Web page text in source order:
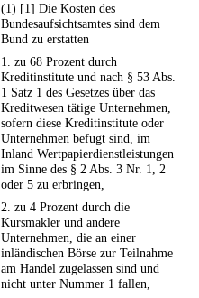
(1) [1] Die Kosten des
Bundesaufsichtsamtes sind dem
Bund zu erstatten
1. zu 68 Prozent durch
Kreditinstitute und nach § 53 Abs.
1 Satz 1 des Gesetzes über das
Kreditwesen tätige Unternehmen,
sofern diese Kreditinstitute oder
Unternehmen befugt sind, im
Inland Wertpapierdienstleistungen
im Sinne des § 2 Abs. 3 Nr. 1, 2
oder 5 zu erbringen,
2. zu 4 Prozent durch die
Kursmakler und andere
Unternehmen, die an einer
inländischen Börse zur Teilnahme
am Handel zugelassen sind und
nicht unter Nummer 1 fallen,